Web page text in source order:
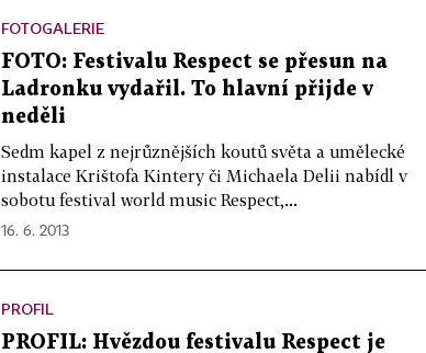
FOTOGALERIE
FOTO: Festivalu Respect se přesun na
Ladronku vydařil. To hlavní přijde v
neděli
Sedm kapel z nejrůznějších koutů světa a umělecké
instalace Krištofa Kintery či Michaela Delii nabídl v
sobotu festival world music Respect,...
16. 6. 2013
PROFIL
PROFIL: Hvězdou festivalu Respect je